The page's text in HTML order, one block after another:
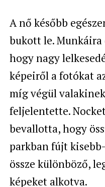
A nő később
bukott le.
hogy nagy
képeiről a fotókat
míg végül
feljelentette.
bevallotta, hogy
parkban fújt
össze különböző,
képeket alkotva.